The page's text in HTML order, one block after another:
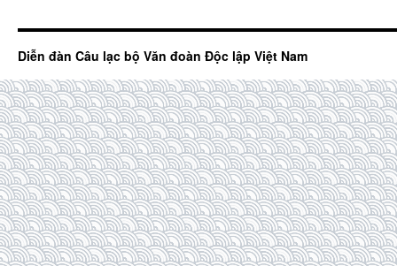
Diễn đàn Câu lạc bộ Văn đoàn Độc lập Việt Nam